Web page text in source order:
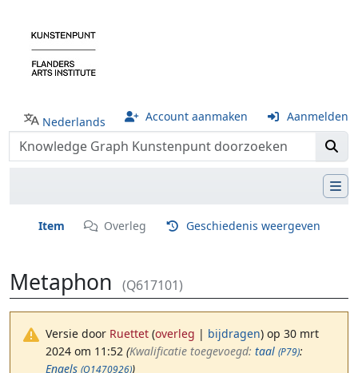
Nederlands Account aanmaken Aanmelden
Item Overleg Geschiedenis weergeven
Metaphon (Q617101)
Versie door Ruettet (overleg | bijdragen) op 30 mrt
2024 om 11:52 (‎Kwalificatie toegevoegd: taal (P79):
Engels (Q1470926))